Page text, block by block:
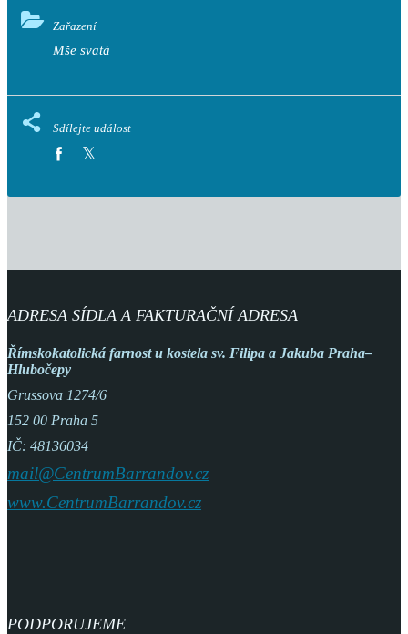
Zařazení
Mše svatá
Sdílejte událost
ADRESA SÍDLA A FAKTURAČNÍ ADRESA
Římskokatolická farnostu kostela sv. Filipa a Jakuba Praha–
Hlubočepy
Grussova 1274/6
152 00 Praha 5
IČ: 48136034
mail@CentrumBarrandov.cz
www.CentrumBarrandov.cz
PODPORUJEME